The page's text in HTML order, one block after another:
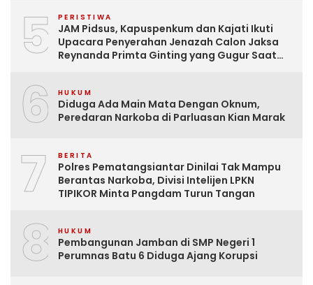
5 PERISTIWA
JAM Pidsus, Kapuspenkum dan Kajati Ikuti
Upacara Penyerahan Jenazah Calon Jaksa
Reynanda Primta Ginting yang Gugur Saat
6 HUKUM
Diduga Ada Main Mata Dengan Oknum,
Peredaran Narkoba di Parluasan Kian Marak
7 BERITA
Polres Pematangsiantar Dinilai Tak Mampu
Berantas Narkoba, Divisi Intelijen LPKN
TIPIKOR Minta Pangdam Turun Tangan
8 HUKUM
Pembangunan Jamban di SMP Negeri 1
Perumnas Batu 6 Diduga Ajang Korupsi